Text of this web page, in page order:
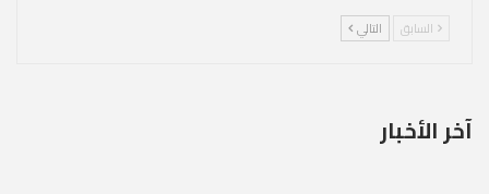
السابق التالي
آخر الأخبار